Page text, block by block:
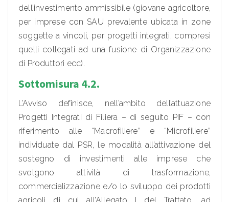
dell’investimento ammissibile (giovane agricoltore,
per imprese con SAU prevalente ubicata in zone
soggette a vincoli, per progetti integrati, compresi
quelli collegati ad una fusione di Organizzazione
di Produttori ecc).
Sottomisura 4.2.
L’Avviso definisce, nell’ambito dell’attuazione
Progetti Integrati di Filiera – di seguito PIF – con
riferimento alle “Macrofiliere” e “Microfiliere”
individuate dal PSR, le modalità all’attivazione del
sostegno di investimenti alle imprese che
svolgono attività di trasformazione,
commercializzazione e/o lo sviluppo dei prodotti